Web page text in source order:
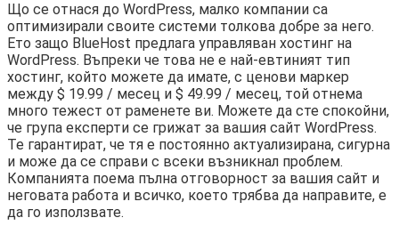
Що се отнася до WordPress, малко компании са
оптимизирали своите системи толкова добре за него.
Ето защо BlueHost предлага управляван хостинг на
WordPress. Въпреки че това не е най-евтиният тип
хостинг, който можете да имате, с ценови маркер
между $ 19.99 / месец и $ 49.99 / месец, той отнема
много тежест от раменете ви. Можете да сте спокойни,
че група експерти се грижат за вашия сайт WordPress.
Те гарантират, че тя е постоянно актуализирана, сигурна
и може да се справи с всеки възникнал проблем.
Компанията поема пълна отговорност за вашия сайт и
неговата работа и всичко, което трябва да направите, е
да го използвате.